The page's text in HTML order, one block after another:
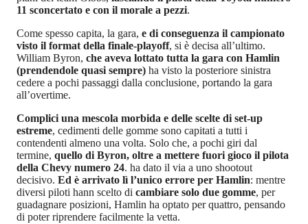
11 sconcertato e con il morale a pezzi.
Come spesso capita, la gara, e di conseguenza il campionato
visto il format della finale-playoff, si è decisa all’ultimo.
William Byron, che aveva lottato tutta la gara con Hamlin
(prendendole quasi sempre) ha visto la posteriore sinistra
cedere a pochi passaggi dalla conclusione, portando la gara
all’overtime.
Complici una mescola morbida e delle scelte di set-up
estreme, cedimenti delle gomme sono capitati a tutti i
contendenti almeno una volta. Solo che, a pochi giri dal
termine, quello di Byron, oltre a mettere fuori gioco il pilota
della Chevy numero 24. ha dato il via a uno shootout
decisivo. Ed è arrivato lì l’unico errore per Hamlin: mentre
diversi piloti hann scelto di cambiare solo due gomme, per
guadagnare posizioni, Hamlin ha optato per quattro, pensando
di poter riprendere facilmente la vetta.